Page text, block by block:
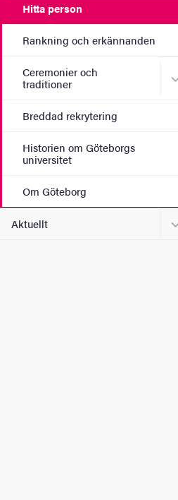
Hitta person
Rankning och erkännanden
Ceremonier och
traditioner
Breddad rekrytering
Historien om Göteborgs
universitet
Om Göteborg
Aktuellt